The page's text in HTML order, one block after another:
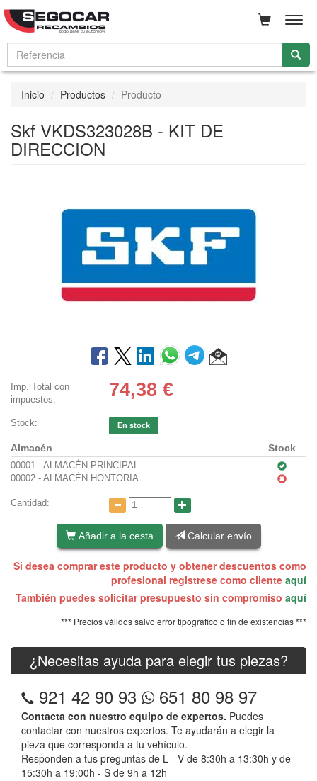
Inicio Productos Producto
Skf VKDS323028B - KIT DE
DIRECCION
Imp. Total con
impuestos:
74,38 €
Stock: En stock
Almacén Stock
00001 - ALMACÉN PRINCIPAL
00002 - ALMACÉN HONTORIA
Cantidad:
Añadir a la cesta Calcular envío
Si desea comprar este producto y obtener descuentos como
profesional registrese como cliente aquí
También puedes solicitar presupuesto sin compromiso aquí
*** Precios válidos salvo error tipográfico o fin de existencias ***
¿Necesitas ayuda para elegir tus piezas?
921 42 90 93 651 80 98 97
Contacta con nuestro equipo de expertos. Puedes
contactar con nuestros expertos. Te ayudarán a elegir la
pieza que corresponda a tu vehículo.
Responden a tus preguntas de L - V de 8:30h a 13:30h y de
15:30h a 19:00h - S de 9h a 12h